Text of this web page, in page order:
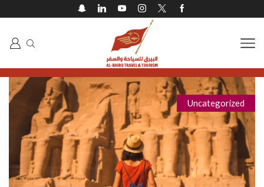
Uncategorized